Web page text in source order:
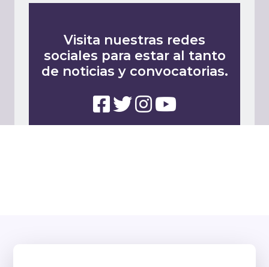
Visita nuestras redes
sociales para estar al tanto
de noticias y convocatorias.